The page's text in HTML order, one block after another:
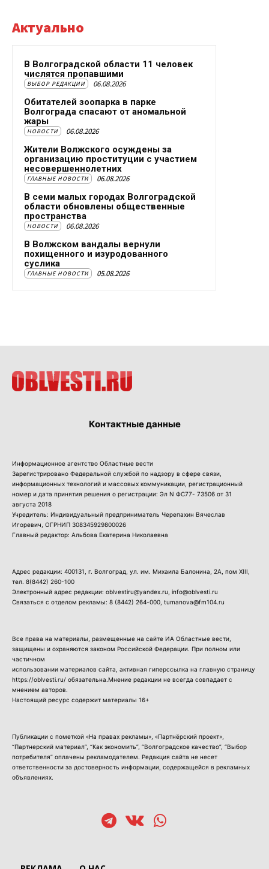
Актуально
В Волгоградской области 11 человек
числятся пропавшими
ВЫБОР РЕДАКЦИИ 06.08.2026
Обитателей зоопарка в парке
Волгограда спасают от аномальной
жары
НОВОСТИ 06.08.2026
Жители Волжского осуждены за
организацию проституции с участием
несовершеннолетних
ГЛАВНЫЕ НОВОСТИ 06.08.2026
В семи малых городах Волгоградской
области обновлены общественные
пространства
НОВОСТИ 06.08.2026
В Волжском вандалы вернули
похищенного и изуродованного
суслика
ГЛАВНЫЕ НОВОСТИ 05.08.2026
Контактные данные
Информационное агентство Областные вести
Зарегистрировано Федеральной службой по надзору в сфере связи,
информационных технологий и массовых коммуникации, регистрационный
номер и дата принятия решения о регистрации: Эл N ФС77- 73506 от 31
августа 2018
Учредитель: Индивидуальный предприниматель Черепахин Вячеслав
Игоревич, ОГРНИП 308345929800026
Главный редактор: Альбова Екатерина Николаевна
Адрес редакции: 400131, г. Волгоград, ул. им. Михаила Балонина, 2А, пом XIII,
тел. 8(8442) 260-100
Электронный адрес редакции: oblvestiru@yandex.ru, info@oblvesti.ru
Связаться с отделом рекламы: 8 (8442) 264-000 , tumanova@fm104.ru
Все права на материалы, размещенные на сайте ИА Областные вести,
защищены и охраняются законом Российской Федерации. При полном или
частичном
использовании материалов сайта, активная гиперссылка на главную страницу
https://oblvesti.ru/ обязательна.Мнение редакции не всегда совпадает с
мнением авторов.
Настоящий ресурс содержит материалы 16+
Публикации с пометкой «На правах рекламы», «Партнёрский проект»,
“Партнерский материал”, “Как экономить”, “Волгоградское качество”, “Выбор
потребителя” оплачены рекламодателем. Редакция сайта не несет
ответственности за достоверность информации, содержащейся в рекламных
объявлениях.